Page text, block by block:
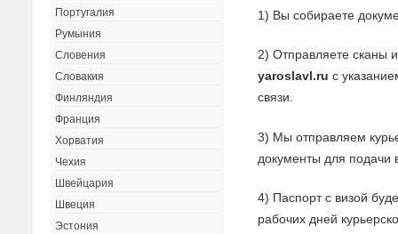
1) Вы собираете
2) Отправляете сканы
yaroslavl.ru с
связи.
3) Мы отправляем
документы для подачи
4) Паспорт с визой
рабочих дней
Португалия
Румыния
Словения
Словакия
Финляндия
Франция
Хорватия
Чехия
Швейцария
Швеция
Эстония